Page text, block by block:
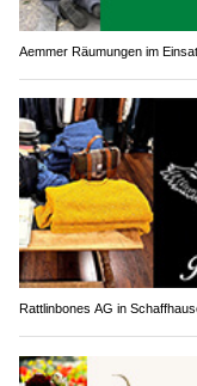
Aemmer Räumungen im
Rattlinbones AG in